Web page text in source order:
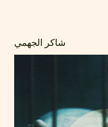
شاكر الجهمي